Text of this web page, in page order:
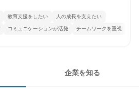
教育支援をしたい 人の成長を支えたい
コミュニケーションが活発 チームワークを重視
企業を知る